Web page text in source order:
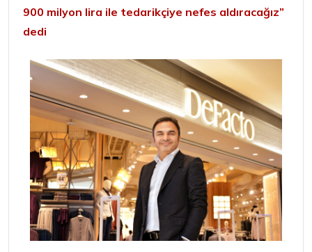
900 milyon lira ile tedarikçiye nefes aldıracağız”
dedi